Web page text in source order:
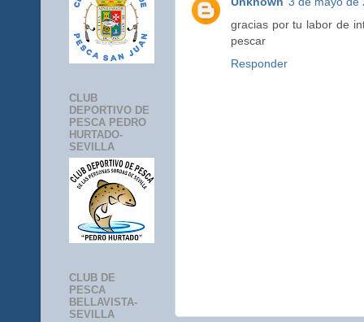
gracias por tu labor de
pescar
Responder
CLUB
DEPORTIVO DE
PESCA PEDRO
HURTADO-
SEVILLA
CLUB DE
PESCA
BELLAVISTA-
SEVILLA